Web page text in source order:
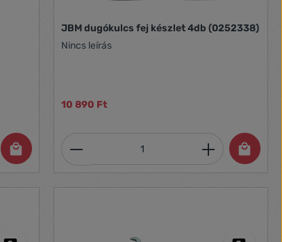
használja a gombokat a
meg a kívánt mennyiséget, vagy
JBM dugókulcs fej készlet 4db (0252338)
Nincs leírás
10 890 Ft
Termékmennyiség: Adja